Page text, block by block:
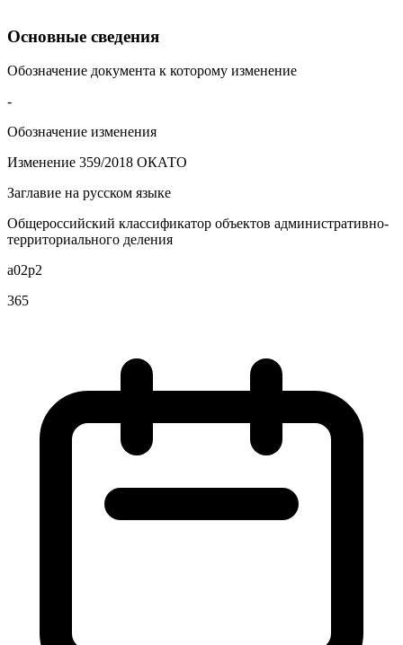
Основные сведения
Обозначение документа к которому изменение
-
Обозначение изменения
Изменение 359/2018 ОКАТО
Заглавие на русском языке
Общероссийский классификатор объектов административно-
территориального деления
a02p2
365